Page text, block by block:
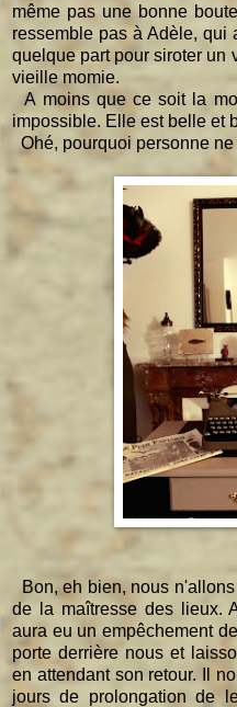
même pas une bonne
ressemble pas à Adèle, qui
quelque part pour siroter un
vieille momie.
A moins que ce soit la
impossible. Elle est belle et
Ohé, pourquoi personne
Bon, eh bien, nous
de la maîtresse des lieux.
aura eu un empêchement
porte derrière nous et
en attendant son retour. Il
jours de prolongation de